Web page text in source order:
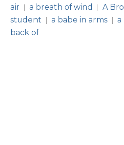
air | a breath of wind | A
student
| a babe in arms | a
back of